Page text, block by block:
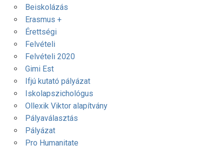
Beiskolázás
Erasmus +
Érettségi
Felvételi
Felvételi 2020
Gimi Est
Ifjú kutató pályázat
Iskolapszichológus
Ollexik Viktor alapítvány
Pályaválasztás
Pályázat
Pro Humanitate